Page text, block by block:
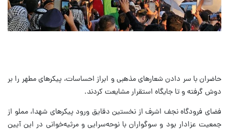
حاضران با سر دادن شعارهای مذهبی و ابراز احساسات، پیکرهای مطهر را بر
دوش گرفته و تا جایگاه استقرار مشایعت کردند.
فضای فرودگاه نجف اشرف از نخستین دقایق ورود پیکرهای شهدا، مملو از
جمعیت عزادار بود و سوگواران با نوحه‌سرایی و مرثیه‌خوانی در این آیین